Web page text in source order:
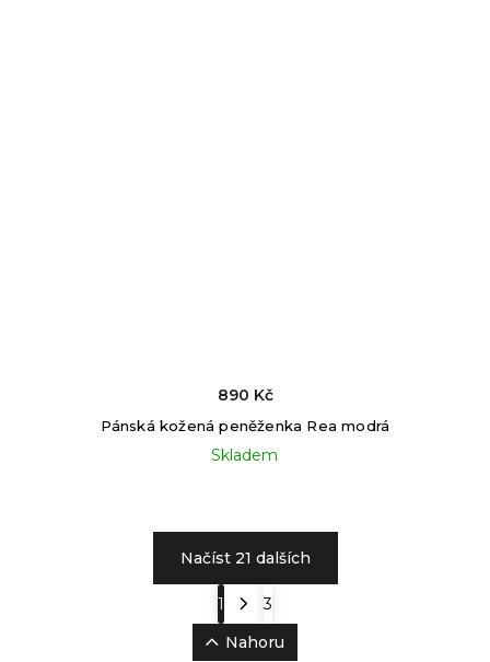
Pánská kožená peněženka Rea modrá
Skladem
890 Kč
Načíst 21 dalších
1
3
Nahoru